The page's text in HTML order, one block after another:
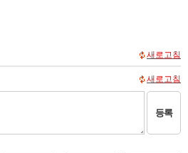
새로고침
새로고침
등록